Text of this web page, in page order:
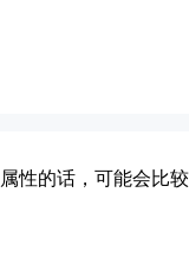
属性的话，可能会比